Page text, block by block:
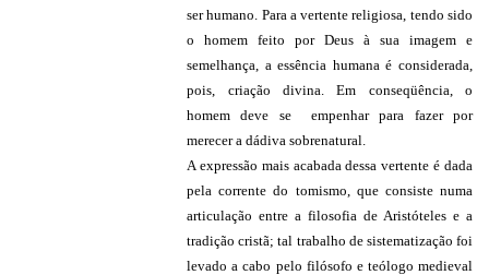
ser humano. Para a vertente religiosa, tendo sido
o homem feito por Deus à sua imagem e
semelhança, a essência humana é considerada,
pois, criação divina. Em conseqüência, o
homem deve se empenhar para fazer por
merecer a dádiva sobrenatural.
A expressão mais acabada dessa vertente é dada
pela corrente do tomismo, que consiste numa
articulação entre a filosofia de Aristóteles e a
tradição cristã; tal trabalho de sistematização foi
levado a cabo pelo filósofo e teólogo medieval